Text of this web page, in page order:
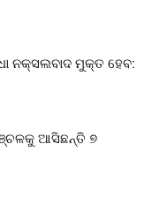
ନକ୍ସଲବାଦ ମୁକ୍ତ ହେବ:
ଆସିଛନ୍ତି ୭